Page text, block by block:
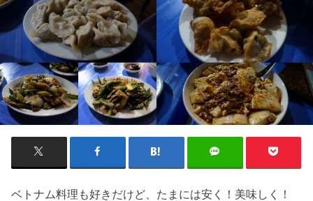
ベトナム料理も好きだけど、たまには安く！美味しく！